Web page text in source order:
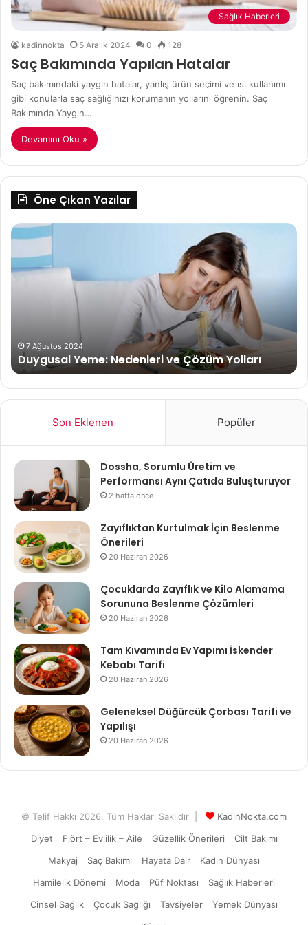
Sağlık Haberleri
kadinnokta 5 Aralık 2024 0 128
Saç Bakımında Yapılan Hatalar
Saç bakımındaki yaygın hatalar, yanlış ürün seçimi ve ısı kullanımı
gibi konularla saç sağlığınızı korumanın yollarını öğrenin. Saç
Bakımında Yaygın…
Devamını Oku »
Öne Çıkan Yazılar
Duygusal
Nedenleri
ve
7 Ağustos 2024
Duygusal Yeme: Nedenleri ve Çözüm Yolları
Son Eklenen Popüler
Dossha, Sorumlu Üretim ve
Performansı Aynı Çatıda Buluşturuyor
2 hafta önce
Zayıflıktan Kurtulmak İçin Beslenme
Önerileri
20 Haziran 2026
Çocuklarda Zayıflık ve Kilo Alamama
Sorununa Beslenme Çözümleri
20 Haziran 2026
Tam Kıvamında Ev Yapımı İskender
Kebabı Tarifi
20 Haziran 2026
Geleneksel Düğürcük Çorbası Tarifi ve
Yapılışı
20 Haziran 2026
© Telif Hakkı 2026, Tüm Hakları Saklıdır |
KadinNokta.com
Diyet
Flört – Evlilik – Aile Güzellik Önerileri
Cilt Bakımı
Makyaj
Saç Bakımı Hayata Dair
Kadın Dünyası
Hamilelik Dönemi
Moda Püf Noktası
Sağlık Haberleri
Cinsel Sağlık
Çocuk Sağlığı Tavsiyeler
Yemek Dünyası